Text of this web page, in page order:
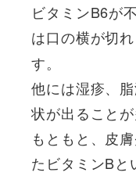
ビタミンB6が
は口の横が切
す。
他には湿疹、
状が出ることが
もともと、皮
たビタミンBと